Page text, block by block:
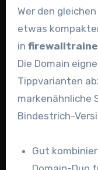
Wer den
etwas
in
Die Domain
Tippvarianten
markenähnliche
Bindestrich-
Gut